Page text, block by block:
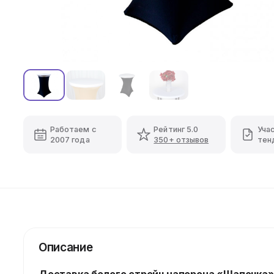
Работаем с
2007 года
Рейтинг 5.0
350+ отзывов
Описание